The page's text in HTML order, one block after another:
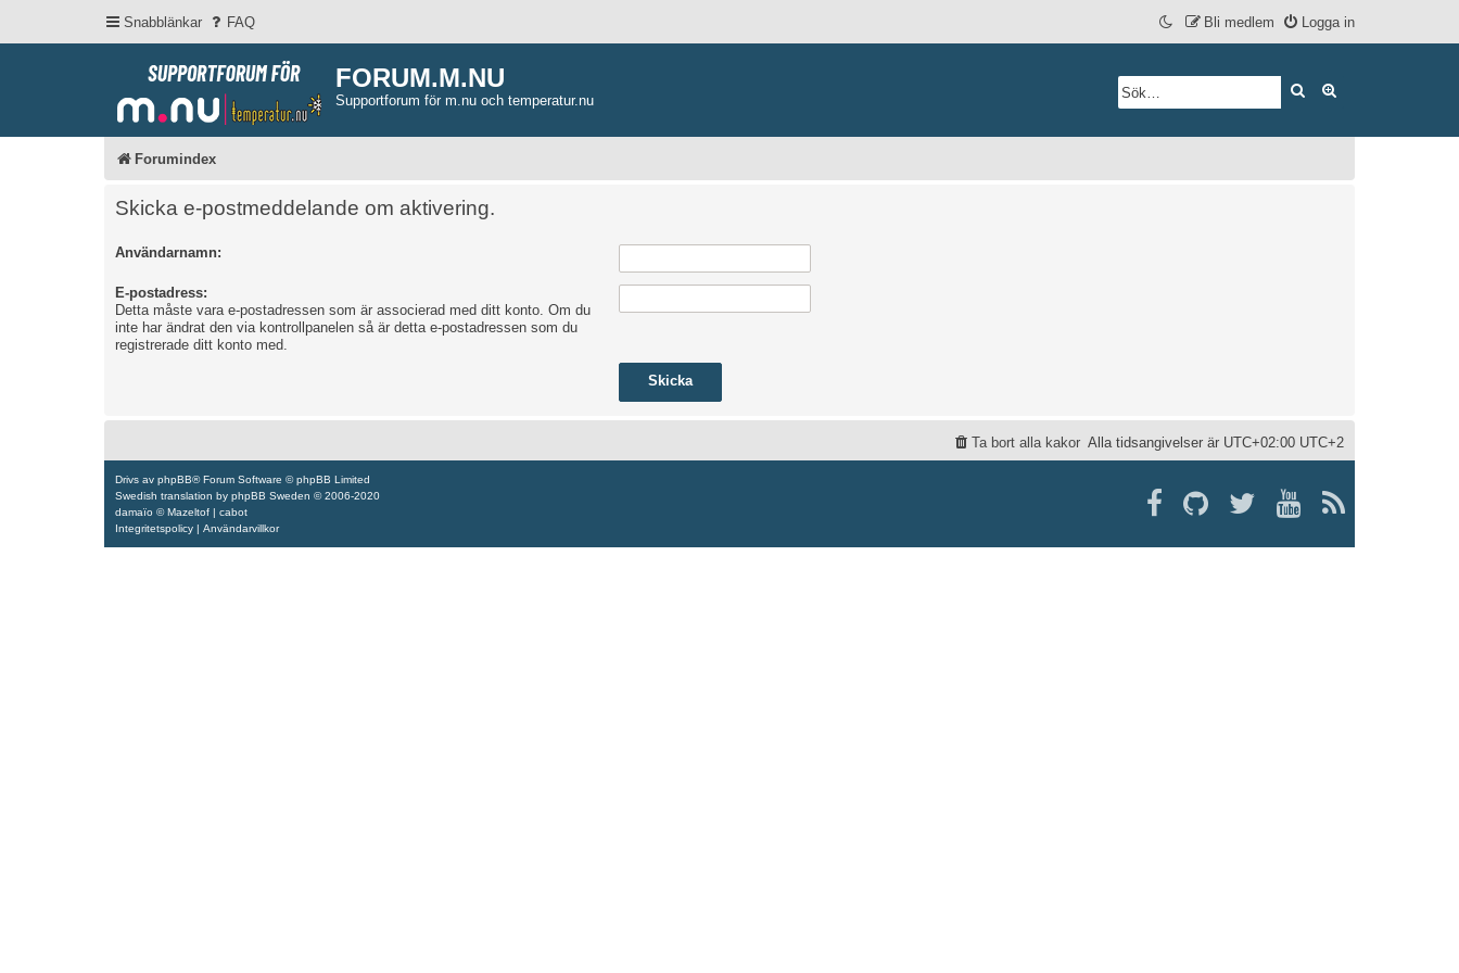
Snabblänkar FAQ Logga in
Bli medlem
FORUM.M.NU
Supportforum för m.nu och temperatur.nu
Sök
Forumindex
Skicka e-postmeddelande om aktivering.
Användarnamn:
E-postadress:
Detta måste vara e-postadressen som är associerad med ditt konto. Om du
inte har ändrat den via kontrollpanelen så är detta e-postadressen som du
registrerade ditt konto med.
Alla tidsangivelser är UTC+02:00 UTC+2
Ta bort alla kakor
Drivs av phpBB® Forum Software © phpBB Limited
Swedish translation by phpBB Sweden © 2006-2020
damaïo ©Mazeltof | cabot
Integritetspolicy | Användarvillkor